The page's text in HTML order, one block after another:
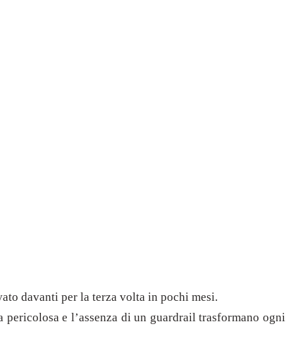
davanti per la terza volta in pochi mesi.
pericolosa e l’assenza di un guardrail trasformano ogni